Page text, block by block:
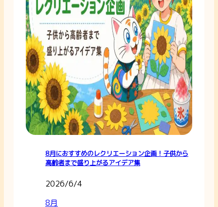
8月におすすめのレクリエーション企画！子供から
高齢者まで盛り上がるアイデア集
2026/6/4
8月